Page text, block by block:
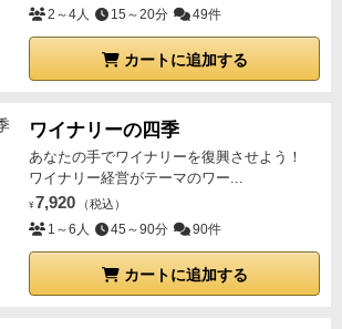
選組」と改名する。隊士の意気も揚々。ここ
組の華々しい活躍が始まると思われたが……
の渦巻く時代の中で、決して順風満帆とは行
広まり過ぎたことだった。町人の協力が得ら
、それ自体は決して悪いことでは無かった
てしまえば「汚れ仕事」がし難くなった。表
人に愛される好々爺でも、裏では倒幕運動を
り、人を殺していたりといった者も多い。し
のような人物を表立って粛清するには新選組
出過ぎたのだ。そこで、局長の近藤勇は、暗
2～4人 15～20分 49件
カートに追加する
ワイナリーの四季
あなたの手でワイナリーを復興させよう！
ワイナリー経営がテーマのワー...
¥ 7,920 （税込）
1～6人 45～90分 90件
カートに追加する